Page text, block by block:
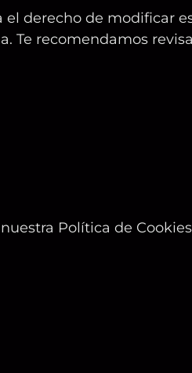
el derecho de
Te recomendamos
Política de